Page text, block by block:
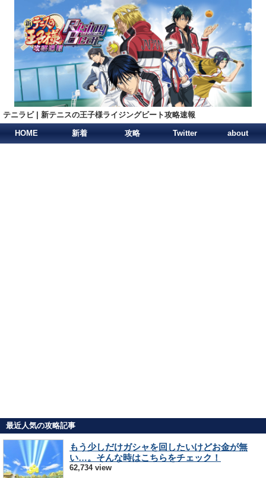
テニラビ | 新テニスの王子様ライジングビート攻略速報
HOME 新着 攻略 Twitter about
最近人気の攻略記事
もう少しだけガシャを回したいけどお金が無
い…。そんな時はこちらをチェック！
62,734 view